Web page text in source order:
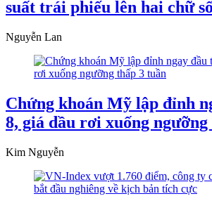
suất trái phiếu lên hai chữ
Nguyễn Lan
Chứng khoán Mỹ lập đỉnh
8, giá dầu rơi xuống
Kim Nguyễn